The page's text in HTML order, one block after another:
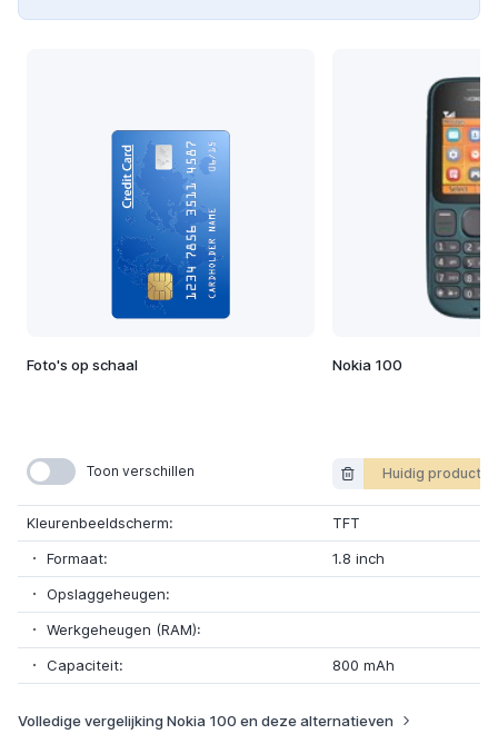
Foto's op schaal Nokia 100
Toon verschillen Huidig product
Kleurenbeeldscherm:
TFT
Formaat:
1.8 inch
Opslaggeheugen:
Werkgeheugen (RAM):
Capaciteit:
800 mAh
Volledige vergelijking Nokia 100 en deze alternatieven